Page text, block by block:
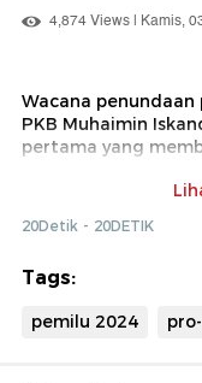
4,874 Views | Kamis,
Wacana
PKB Muhaimin
pertama yang
PAN kemudian
dari PDIP, Partai
20Detik - 20DETIK
Tags:
pemilu 2024